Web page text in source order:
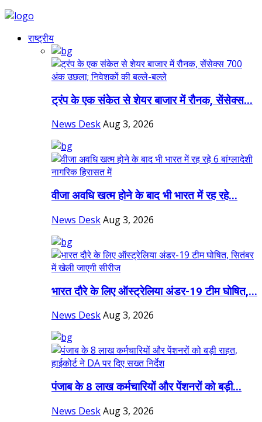
राष्ट्रीय
ट्रंप के एक संकेत से शेयर बाजार में रौनक, सेंसेक्स...
News DeskAug 3, 2026
वीजा अवधि खत्म होने के बाद भी भारत में रह रहे...
News DeskAug 3, 2026
भारत दौरे के लिए ऑस्ट्रेलिया अंडर-19 टीम घोषित,...
News DeskAug 3, 2026
पंजाब के 8 लाख कर्मचारियों और पेंशनरों को बड़ी...
News DeskAug 3, 2026